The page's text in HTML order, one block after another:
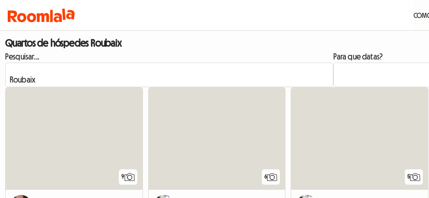
Quartos de hóspedes Roubaix
Pesquisar... Para que datas?
9 6 5